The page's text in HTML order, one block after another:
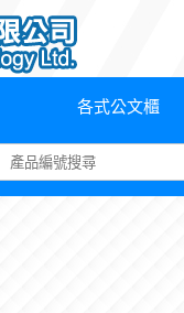
各式公文櫃